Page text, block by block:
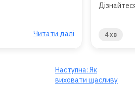
Читати далі 4 хв
Наступна: Як
виховати щасливу